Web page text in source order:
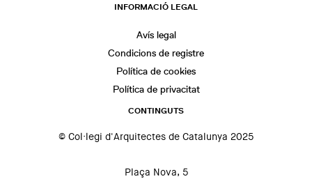
INFORMACIÓ LEGAL
Avís legal
Condicions de registre
Política de cookies
Política de privacitat
CONTINGUTS
© Col·legi d'Arquitectes de Catalunya 2025
Plaça Nova, 5